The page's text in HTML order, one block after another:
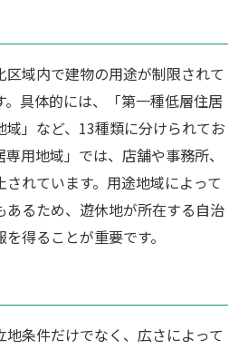
区域内で建物の用途が制限されて
。具体的には、「第一種低層住居
」など、13種類に分けられてお
用地域」では、店舗や事務所、
れています。用途地域によって
あるため、遊休地が所在する自治
得ることが重要です。
条件だけでなく、広さによって